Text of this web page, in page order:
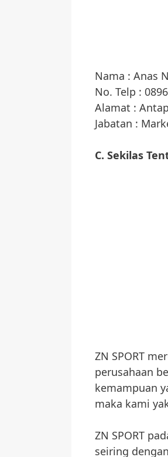
Nama : Anas
No. Telp :
Alamat :
Jabatan :
C. Sekilas
ZN SPORT
perusahaan
kemampuan
maka kami
ZN SPORT
seiring